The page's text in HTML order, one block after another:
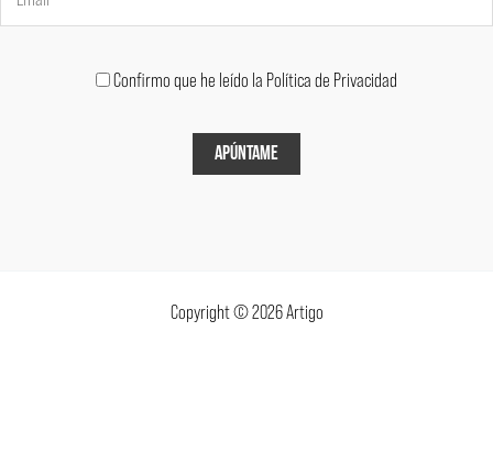
Confirmo que he leído la Política de Privacidad
Copyright © 2026 Artigo